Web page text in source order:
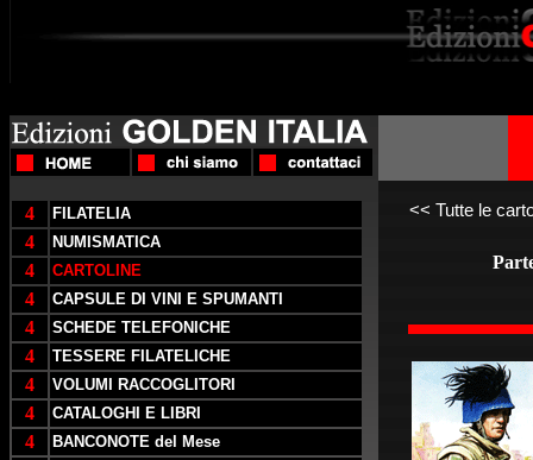
4 FILATELIA
4 NUMISMATICA
4 CARTOLINE
4 CAPSULE DI VINI E SPUMANTI
4 SCHEDE TELEFONICHE
4 TESSERE FILATELICHE
4 VOLUMI RACCOGLITORI
4 CATALOGHI E LIBRI
4 BANCONOTE del Mese
<< Tutte le